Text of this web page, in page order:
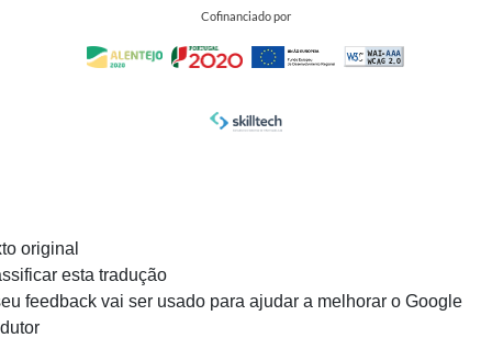
Cofinanciado por
original
esta tradução
feedback vai ser usado para ajudar a melhorar o Google